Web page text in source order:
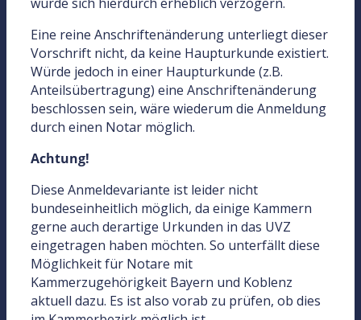
Eine reine Anschriftenänderung unterliegt dieser
Vorschrift nicht, da keine Haupturkunde existiert.
Würde jedoch in einer Haupturkunde (z.B.
Anteilsübertragung) eine Anschriftenänderung
beschlossen sein, wäre wiederum die Anmeldung
durch einen Notar möglich.
Achtung!
Diese Anmeldevariante ist leider nicht
bundeseinheitlich möglich, da einige Kammern
gerne auch derartige Urkunden in das UVZ
eingetragen haben möchten. So unterfällt diese
Möglichkeit für Notare mit
Kammerzugehörigkeit Bayern und Koblenz
aktuell dazu. Es ist also vorab zu prüfen, ob dies